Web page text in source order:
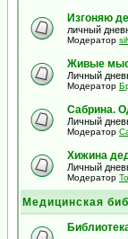
Изгоняю
личный
Модератор
Живые
Личный
Модератор
Сабрина.
Личный
Модератор
Хижина
Личный
Модератор
Медицинская